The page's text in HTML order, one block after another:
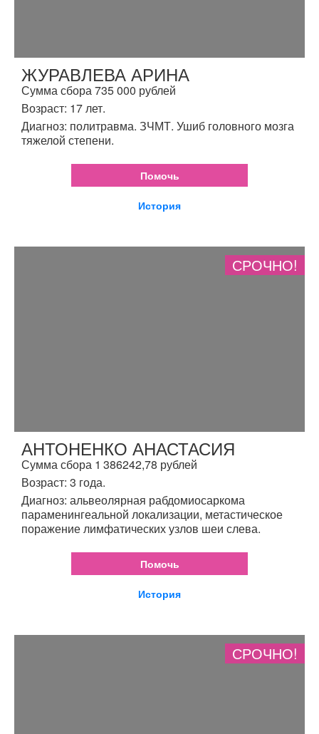
ЖУРАВЛЕВА АРИНА
Сумма сбора 735 000 рублей
Возраст: 17 лет.
Диагноз: политравма. ЗЧМТ. Ушиб головного мозга
тяжелой степени.
Помочь
История
СРОЧНО!
АНТОНЕНКО АНАСТАСИЯ
Сумма сбора 1 386242,78 рублей
Возраст: 3 года.
Диагноз: альвеолярная рабдомиосаркома
параменингеальной локализации, метастическое
поражение лимфатических узлов шеи слева.
Помочь
История
СРОЧНО!